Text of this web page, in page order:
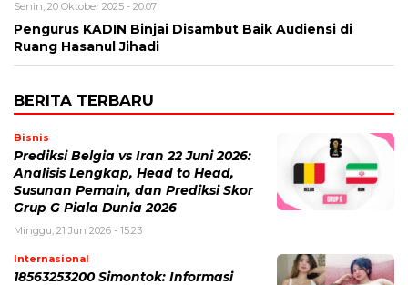
Senin, 20 Oktober 2025 - 20:07
Pengurus KADIN Binjai Disambut Baik Audiensi di
Ruang Hasanul Jihadi
BERITA TERBARU
Bisnis
Prediksi Belgia vs Iran 22 Juni 2026:
Analisis Lengkap, Head to Head,
Susunan Pemain, dan Prediksi Skor
Grup G Piala Dunia 2026
Minggu, 21 Jun 2026 - 15:23
Internasional
18563253200 Simontok: Informasi